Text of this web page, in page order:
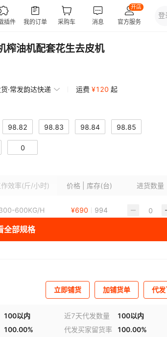
榨油机配套花生去皮机
·常发韵达快递 运费 ¥120 起
98.82 98.83 98.84 98.85
0
效率(斤/小时) 价格 | 库存(台) 进货数量
600KG/H ¥690 994
600KG/H ¥1050 994
¥1050 994
300-600KG/H ¥1150 994
全部规格
立即铺货 加铺货单 代
100以内 近7天代发数量
100以内
100.00% 代发买家留货率
100.00%